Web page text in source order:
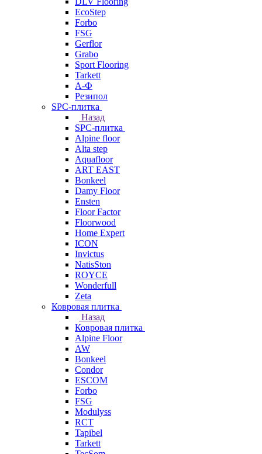
EcoStep
Forbo
FSG
Gerflor
Grabo
Sport Flooring
Tarkett
А-Ф
Резипол
SPC-плитка
Назад
SPC-плитка
Alpine floor
Alta step
Aquafloor
ART EAST
Bonkeel
Damy Floor
Ensten
Floor Factor
Floorwood
Home Expert
ICON
Invictus
NatisSton
ROYCE
Wonderfull
Zeta
Ковровая плитка
Назад
Ковровая плитка
Alpine Floor
AW
Bonkeel
Condor
ESCOM
Forbo
FSG
Modulyss
RCT
Tapibel
Tarkett